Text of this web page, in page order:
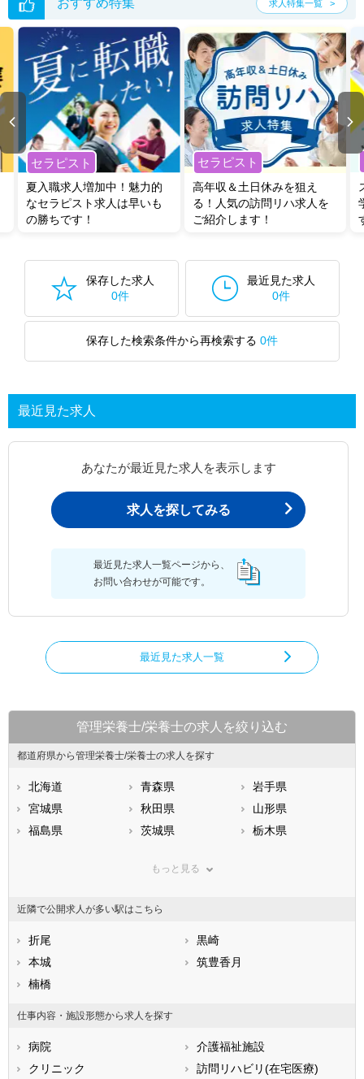
おすすめ特集 求人特集一覧
セラピスト
夏入職求人増加中！魅力的
なセラピスト求人は早いも
の勝ちです！
セラピスト
高年収＆土日休みを狙え
る！人気の訪問リハ求人を
ご紹介します！
保存した求人
0件
最近見た求人
0件
保存した検索条件から再検索する 0件
最近見た求人
あなたが最近見た求人を表示します
求人を探してみる
最近見た求人一覧ページから、
お問い合わせが可能です。
最近見た求人一覧
管理栄養士/栄養士の求人を絞り込む
都道府県から管理栄養士/栄養士の求人を探す
北海道 青森県
岩手県
宮城県
秋田県
山形県
福島県
茨城県
栃木県
神奈川県
石川県
福井県
静岡県
滋賀県
兵庫県
香川県
高知県
福岡県
長崎県
もっと見る
近隣で公開求人が多い駅はこちら
折尾
黒崎
本城
筑豊香月
楠橋
仕事内容・施設形態から求人を探す
病院
介護福祉施設
クリニック
訪問リハビリ(在宅医療)